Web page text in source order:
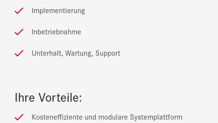
Implementierung
Inbetriebnahme
Unterhalt, Wartung, Support
Ihre Vorteile:
Kosteneffiziente und modulare Systemplattform